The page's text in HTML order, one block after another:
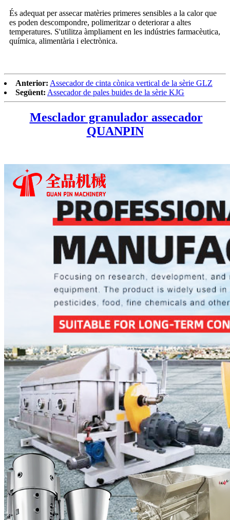
És adequat per assecar matèries primeres sensibles a la calor que
es poden descompondre, polimeritzar o deteriorar a altes
temperatures. S'utilitza àmpliament en les indústries farmacèutica,
química, alimentària i electrònica.
Anterior: Assecador de cinta cònica vertical de la sèrie GLZ
Següent: Assecador de pales buides de la sèrie KJG
Mesclador granulador assecador
QUANPIN